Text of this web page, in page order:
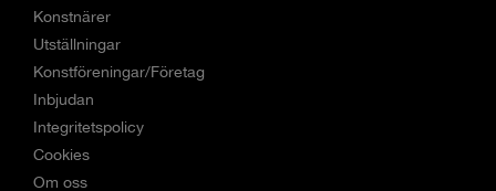
Konstnärer
Utställningar
Konstföreningar/Företag
Inbjudan
Integritetspolicy
Cookies
Om oss